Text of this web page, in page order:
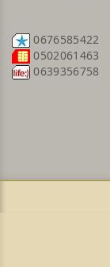
0676585422
0502061463
0639356758